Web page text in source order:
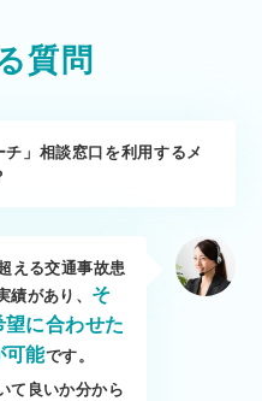
質問
チ」相談窓口を利用するメ
える交通事故患
があり、 そ
に合わせた
可能です。
て良いか分から